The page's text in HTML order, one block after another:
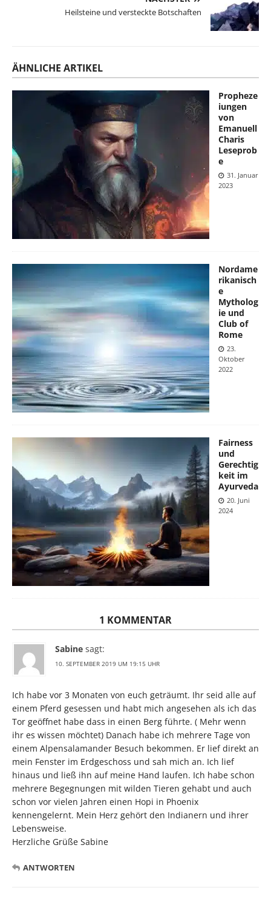
Heilsteine und versteckte Botschaften
ÄHNLICHE ARTIKEL
Propheze
iungen
von
Emanuell
Charis
Leseprob
e
31. Januar
2023
Nordame
rikanisch
e
Mytholog
ie und
Club of
Rome
23.
Oktober
2022
Fairness
und
Gerechtig
keit im
Ayurveda
20. Juni
2024
1 KOMMENTAR
Sabine sagt:
10. SEPTEMBER 2019 UM 19:15 UHR
Ich habe vor 3 Monaten von euch geträumt. Ihr seid alle auf
einem Pferd gesessen und habt mich angesehen als ich das
Tor geöffnet habe dass in einen Berg führte. ( Mehr wenn
ihr es wissen möchtet) Danach habe ich mehrere Tage von
einem Alpensalamander Besuch bekommen. Er lief direkt an
mein Fenster im Erdgeschoss und sah mich an. Ich lief
hinaus und ließ ihn auf meine Hand laufen. Ich habe schon
mehrere Begegnungen mit wilden Tieren gehabt und auch
schon vor vielen Jahren einen Hopi in Phoenix
kennengelernt. Mein Herz gehört den Indianern und ihrer
Lebensweise.
Herzliche Grüße Sabine
ANTWORTEN